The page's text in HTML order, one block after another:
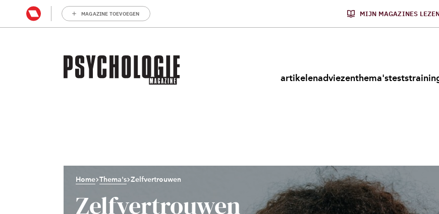
MAGAZINE TOEVOEGEN MIJN MAGAZINES
artikelenadviezenthema'stests
Home Thema's Zelfvertrouwen
Zelfvertrouwen